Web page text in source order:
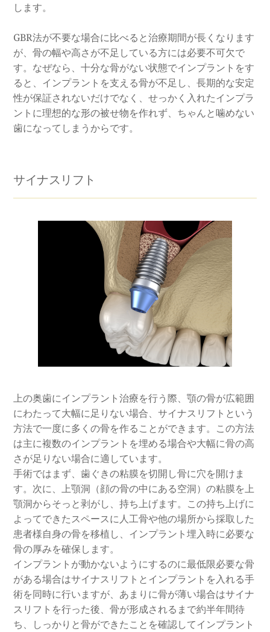
します。
GBR法が不要な場合に比べると治療期間が長くなります
が、骨の幅や高さが不足している方には必要不可欠で
す。なぜなら、十分な骨がない状態でインプラントをす
ると、インプラントを支える骨が不足し、長期的な安定
性が保証されないだけでなく、せっかく入れたインプラ
ントに理想的な形の被せ物を作れず、ちゃんと噛めない
歯になってしまうからです。
サイナスリフト
上の奥歯にインプラント治療を行う際、顎の骨が広範囲
にわたって大幅に足りない場合、サイナスリフトという
方法で一度に多くの骨を作ることができます。この方法
は主に複数のインプラントを埋める場合や大幅に骨の高
さが足りない場合に適しています。
手術ではまず、歯ぐきの粘膜を切開し骨に穴を開けま
す。次に、上顎洞（顔の骨の中にある空洞）の粘膜を上
顎洞からそっと剥がし、持ち上げます。この持ち上げに
よってできたスペースに人工骨や他の場所から採取した
患者様自身の骨を移植し、インプラント埋入時に必要な
骨の厚みを確保します。
インプラントが動かないようにするのに最低限必要な骨
がある場合はサイナスリフトとインプラントを入れる手
術を同時に行いますが、あまりに骨が薄い場合はサイナ
スリフトを行った後、骨が形成されるまで約半年間待
ち、しっかりと骨ができたことを確認してインプラント